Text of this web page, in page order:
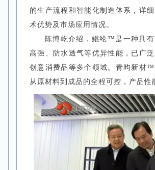
的生产流程和智能化制造体系，详
术优势及市场应用情况。
陈博屹介绍，鲲纶™是一种具
高强、防水透气等优异性能，已广
创意消费品等多个领域。青昀新材
从原材料到成品的全程可控，产品性